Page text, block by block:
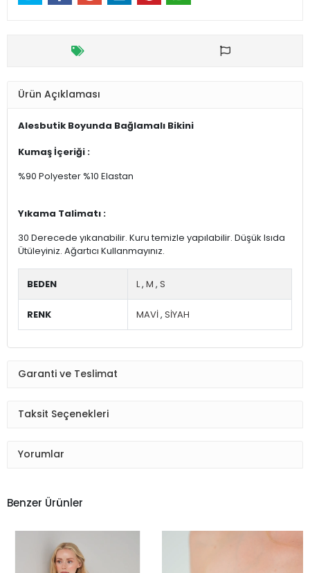
Ürün Açıklaması
Alesbutik Boyunda Bağlamalı Bikini
Kumaş İçeriği :
%90 Polyester %10 Elastan
Yıkama Talimatı :
30 Derecede yıkanabilir. Kuru temizle yapılabilir. Düşük Isıda
Ütüleyiniz. Ağartıcı Kullanmayınız.
BEDEN L, M , S
RENK MAVİ, SİYAH
Garanti ve Teslimat
Taksit Seçenekleri
Yorumlar
Benzer Ürünler